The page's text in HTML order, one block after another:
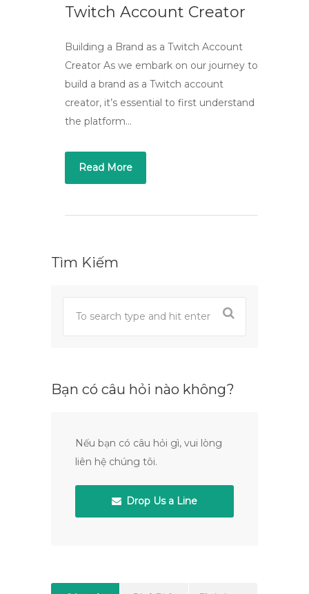
Twitch Account Creator
Building a Brand as a Twitch Account
Creator As we embark on our journey to
build a brand as a Twitch account
creator, it’s essential to first understand
the platform…
Read More
Tìm Kiếm
Bạn có câu hỏi nào không?
Nếu bạn có câu hỏi gì, vui lòng
liên hệ chúng tôi.
Drop Us a Line